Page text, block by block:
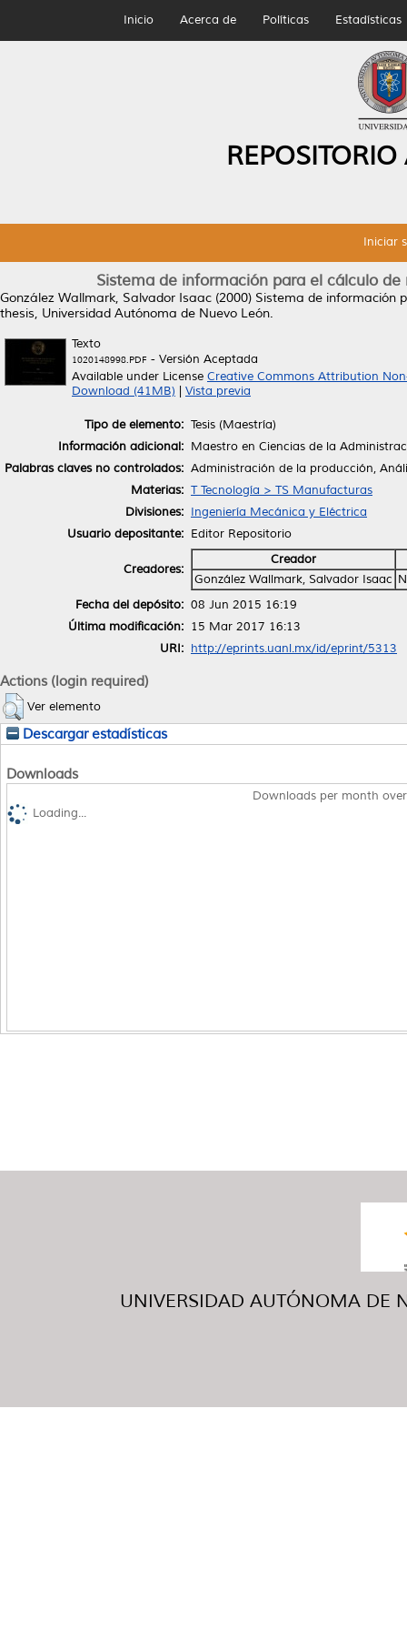
Inicio Acerca de Políticas Estadísticas
Iniciar
Sistema de información para el cálculo
González Wallmark, Salvador Isaac (2000) Sistema de información
thesis, Universidad Autónoma de Nuevo León.
Texto
1020148998.PDF - Versión Aceptada
Available under License Creative Commons Attribution
Download (41MB)
Vista previa
Tipo de elemento: Tesis (Maestría)
Información adicional: Maestro en Ciencias de la
Palabras claves no controlados: Administración de la producción,
Materias: T Tecnología > TS Manufacturas
Divisiones: Ingeniería Mecánica y Eléctrica
Usuario depositante: Editor Repositorio
Creadores:
Creador
González Wallmark, Salvador Isaac
Fecha del depósito: 08 Jun 2015 16:19
Última modificación: 15 Mar 2017 16:13
URI: http://eprints.uanl.mx/id/eprint/5313
Actions (login required)
Ver elemento
Descargar estadísticas
Downloads
Downloads per month
Loading...
UNIVERSIDAD AUTÓNOMA DE